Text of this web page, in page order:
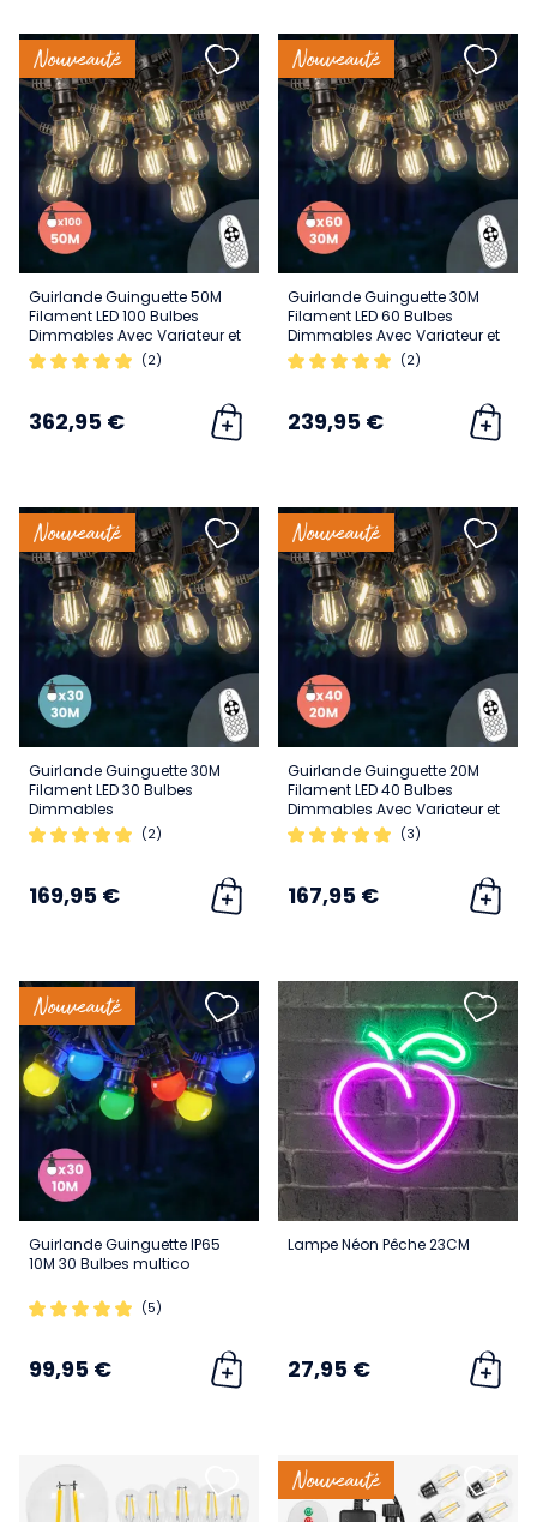
Guirlande Guinguette 50M
Filament LED 100 Bulbes
Dimmables Avec Variateur et
Télécommande(2)
362,95 €
Nouveauté
Guirlande Guinguette 30M
Filament LED 60 Bulbes
Dimmables Avec Variateur et
Télécommande(2)
239,95 €
Nouveauté
Guirlande Guinguette 30M
Filament LED 30 Bulbes
Dimmables
(2)
169,95 €
Nouveauté
Guirlande Guinguette 20M
Filament LED 40 Bulbes
Dimmables Avec Variateur et
Télécommande(3)
167,95 €
Nouveauté
Guirlande Guinguette IP65
10M 30 Bulbes multico
(5)
99,95 €
Nouveauté
Lampe Néon Pêche 23CM
27,95 €
Nouveauté